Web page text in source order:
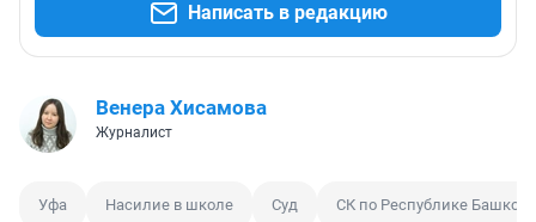
Написать в редакцию
Венера Хисамова
Журналист
Уфа Насилие в школе Суд СК по Республике